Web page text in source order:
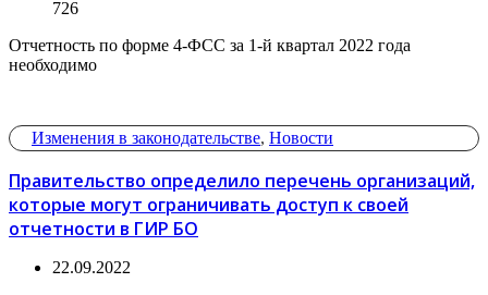
726
Отчетность по форме 4-ФСС за 1-й квартал 2022 года
необходимо
Изменения в законодательстве, Новости
Правительство определило перечень организаций,
которые могут ограничивать доступ к своей
отчетности в ГИР БО
22.09.2022